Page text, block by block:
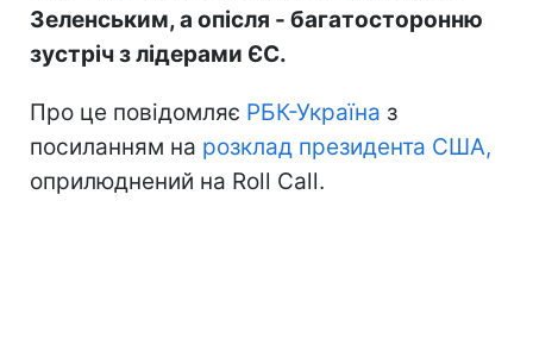
Зеленським, а опісля - багатосторонню
зустріч з лідерами ЄС.
Про це повідомляє РБК-Україна з
посиланням на розклад президента США,
оприлюднений на Roll Call.